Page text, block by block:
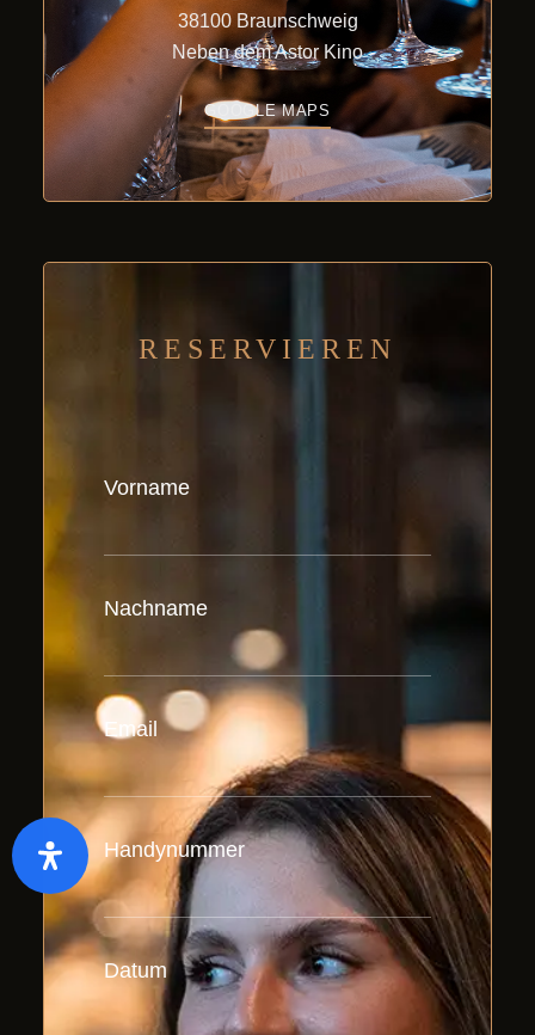
38100 Braunschweig
Neben dem Astor Kino
GOOGLE MAPS
RESERVIEREN
Vorname
Nachname
Email
Handynummer
Datum